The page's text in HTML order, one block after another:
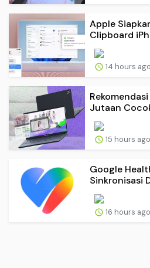
Apple
Clipboard
14 hours ago
Jutaan
15 hours ago
Google
Sinkronisasi
16 hours ago